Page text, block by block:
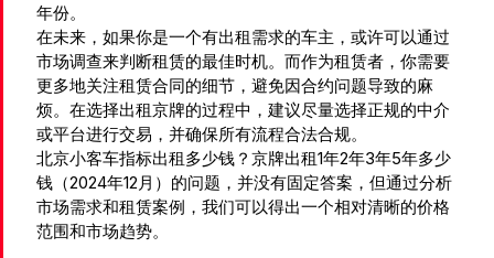
年份。
在未来，如果你是一个有出租需求的车主，或许可以通过
市场调查来判断租赁的最佳时机。而作为租赁者，你需要
更多地关注租赁合同的细节，避免因合约问题导致的麻
烦。在选择出租京牌的过程中，建议尽量选择正规的中介
或平台进行交易，并确保所有流程合法合规。
北京小客车指标出租多少钱？京牌出租1年2年3年5年多少
钱（2024年12月）的问题，并没有固定答案，但通过分析
市场需求和租赁案例，我们可以得出一个相对清晰的价格
范围和市场趋势。